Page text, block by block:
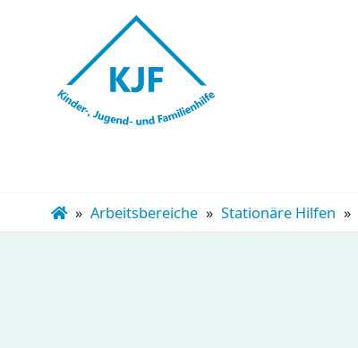
Navigation
überspringen
Arbeitsbereiche Stationäre Hilfen